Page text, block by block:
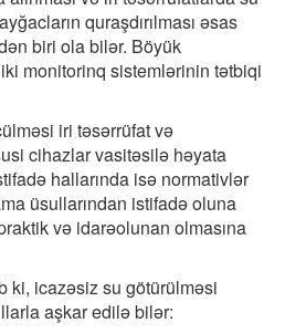
quraşdırılması əsas
biri ola bilər. Böyük
monitorinq sistemlərinin tətbiqi
iri təsərrüfat və
cihazlar vasitəsilə həyata
hallarında isə normativlər
üsullarından istifadə oluna
və idarəolunan olmasına
ki, icazəsiz su götürülməsi
aşkar edilə bilər: